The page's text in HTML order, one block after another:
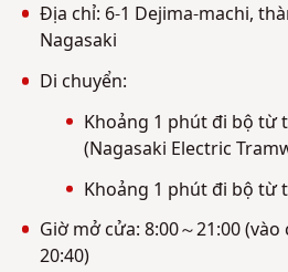
Địa chỉ: 6-1 Dejima-machi,
Nagasaki
Di chuyển:
Khoảng 1 phút đi bộ từ
(Nagasaki Electric
Khoảng 1 phút đi bộ từ
Giờ mở cửa: 8:00～21:00
20:40)